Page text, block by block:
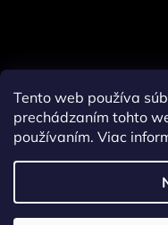
Tento web používa
prechádzaním tohto
používaním. Viac